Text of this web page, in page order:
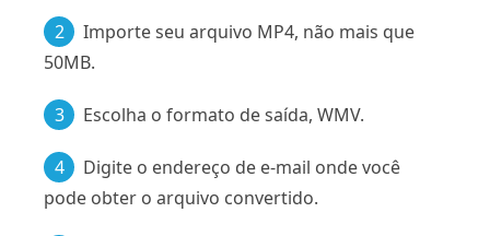
2
Importe seu arquivo MP4, não mais que
50MB.
3 Escolha o formato de saída, WMV.
4
Digite o endereço de e-mail onde você
pode obter o arquivo convertido.